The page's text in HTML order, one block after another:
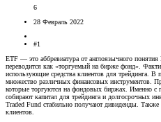
6
28 Февраль 2022
#1
ETF — это аббревиатура от англоязычного
переводится как «торгуемый на бирже фонд».
использующие средства клиентов для трейдинга. В
множество различных финансовых инструментов.
которые торгуются на фондовых биржах. Именно
собирают капитал для трейдинга и долгосрочных
Traded Fund стабильно получают дивиденды.
клиентов.